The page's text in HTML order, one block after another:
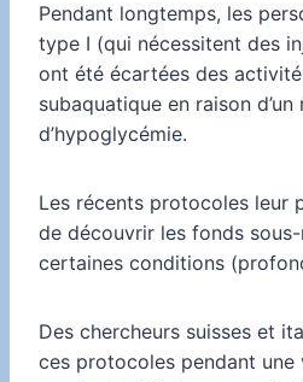
Pendant longtemps, les
type I (qui nécessitent des
ont été écartées des
subaquatique en raison d’un
d’hypoglycémie.
Les récents protocoles leur
de découvrir les fonds
certaines conditions
Des chercheurs suisses et
ces protocoles pendant une